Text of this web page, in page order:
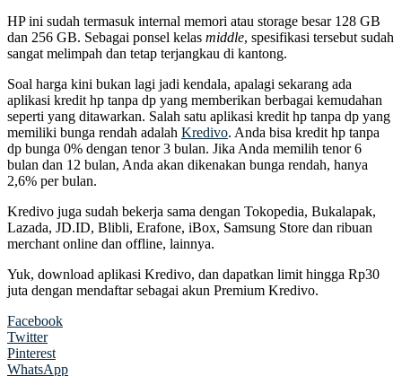
HP ini sudah termasuk internal memori atau storage besar 128 GB
dan 256 GB. Sebagai ponsel kelas middle, spesifikasi tersebut sudah
sangat melimpah dan tetap terjangkau di kantong.
Soal harga kini bukan lagi jadi kendala, apalagi sekarang ada
aplikasi kredit hp tanpa dp yang memberikan berbagai kemudahan
seperti yang ditawarkan. Salah satu aplikasi kredit hp tanpa dp yang
memiliki bunga rendah adalah Kredivo. Anda bisa kredit hp tanpa
dp bunga 0% dengan tenor 3 bulan. Jika Anda memilih tenor 6
bulan dan 12 bulan, Anda akan dikenakan bunga rendah, hanya
2,6% per bulan.
Kredivo juga sudah bekerja sama dengan Tokopedia, Bukalapak,
Lazada, JD.ID, Blibli, Erafone, iBox, Samsung Store dan ribuan
merchant online dan offline, lainnya.
Yuk, download aplikasi Kredivo, dan dapatkan limit hingga Rp30
juta dengan mendaftar sebagai akun Premium Kredivo.
Facebook
Twitter
Pinterest
WhatsApp